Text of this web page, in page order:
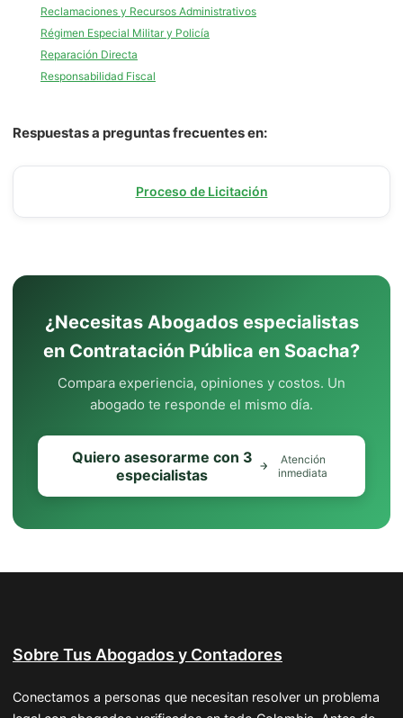
Reclamaciones y Recursos Administrativos
Régimen Especial Militar y Policía
Reparación Directa
Responsabilidad Fiscal
Respuestas a preguntas frecuentes en:
Proceso de Licitación
¿Necesitas Abogados especialistas
en Contratación Pública en Soacha?
Compara experiencia, opiniones y costos. Un
abogado te responde el mismo día.
Quiero asesorarme con 3
especialistas
Atención
inmediata
Sobre Tus Abogados y Contadores
Conectamos a personas que necesitan resolver un problema